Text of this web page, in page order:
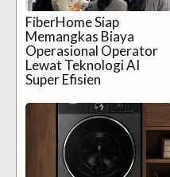
FiberHome Siap
Memangkas Biaya
Operasional Operator
Lewat Teknologi AI
Super Efisien